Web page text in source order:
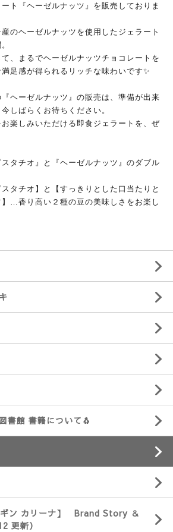
ト『ヘーゼルナッツ』を販売しておりま
のヘーゼルナッツを使用したジェラート
、まるでヘーゼルナッツチョコレートを
足感が得られるリッチな味わいです✨
ヘーゼルナッツ』の販売は、準備が出来
しばらくお待ちください。
楽しみいただける即食ジェラートを、ぜ
タチオ』と『ヘーゼルナッツ』のダブル
タチオ】と【すっきりとした口当たりと
…香り高い２種の豆の美味しさをお楽し
書館 書籍について🐧
ン カリーナ】 Brand Story ＆
更新）